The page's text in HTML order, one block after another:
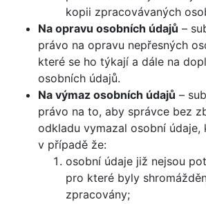
kopii zpracovávaných
Na opravu osobních údajů –
právo na opravu nepřesných
které se ho týkají a dále na
osobních údajů.
Na výmaz osobních údajů –
právo na to, aby správce bez
odkladu vymazal osobní údaje,
v případě že:
osobní údaje již nejsou
pro které byly
zpracovány;